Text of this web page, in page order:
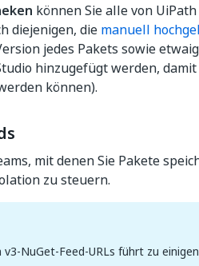
können Sie alle von
diejenigen, die manuell
jedes Pakets sowie
hinzugefügt werden,
können).
mit denen Sie Pakete
zu steuern.
NuGet-Feed-URLs führt zu